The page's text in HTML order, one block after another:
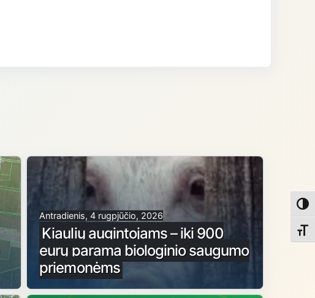
Antradienis, 4 rugpjūčio, 2026
Kiaulių augintojams – iki 900
eurų parama biologinio saugumo
priemonėms